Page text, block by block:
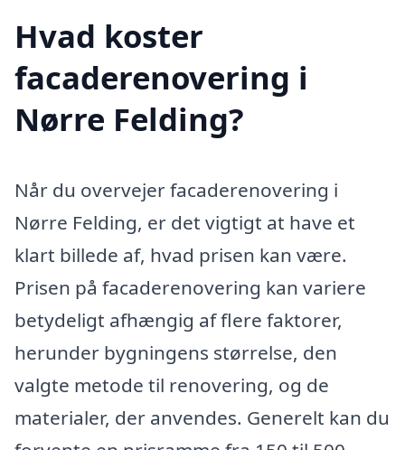
Hvad koster
facaderenovering i
Nørre Felding?
Når du overvejer facaderenovering i
Nørre Felding, er det vigtigt at have et
klart billede af, hvad prisen kan være.
Prisen på facaderenovering kan variere
betydeligt afhængig af flere faktorer,
herunder bygningens størrelse, den
valgte metode til renovering, og de
materialer, der anvendes. Generelt kan du